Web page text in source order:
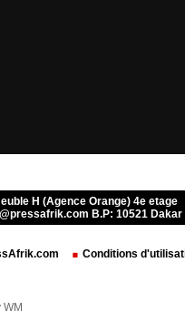
H (Agence Orange) 4e etage
B.P: 10521 Dakar
Conditions
WM